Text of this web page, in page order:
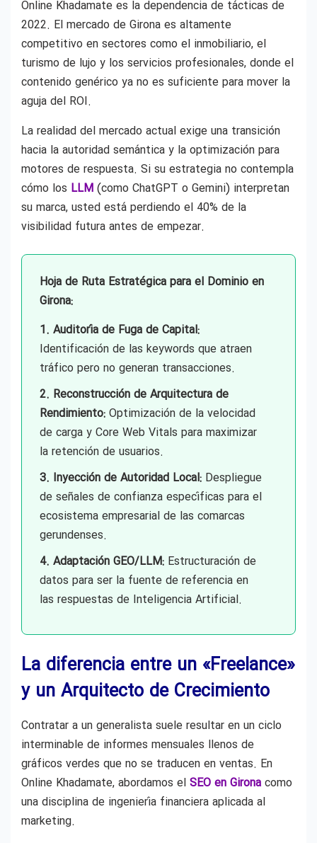
Online Khadamate es la dependencia de tácticas de
2022. El mercado de Girona es altamente
competitivo en sectores como el inmobiliario, el
turismo de lujo y los servicios profesionales, donde el
contenido genérico ya no es suficiente para mover la
aguja del ROI.
La realidad del mercado actual exige una transición
hacia la autoridad semántica y la optimización para
motores de respuesta. Si su estrategia no contempla
cómo los LLM (como ChatGPT o Gemini) interpretan
su marca, usted está perdiendo el 40% de la
visibilidad futura antes de empezar.
Hoja de Ruta Estratégica para el Dominio en
Girona:
1. Auditoría de Fuga de Capital:
Identificación de las keywords que atraen
tráfico pero no generan transacciones.
2. Reconstrucción de Arquitectura de
Rendimiento: Optimización de la velocidad
de carga y Core Web Vitals para maximizar
la retención de usuarios.
3. Inyección de Autoridad Local: Despliegue
de señales de confianza específicas para el
ecosistema empresarial de las comarcas
gerundenses.
4. Adaptación GEO/LLM: Estructuración de
datos para ser la fuente de referencia en
las respuestas de Inteligencia Artificial.
La diferencia entre un «Freelance»
y un Arquitecto de Crecimiento
Contratar a un generalista suele resultar en un ciclo
interminable de informes mensuales llenos de
gráficos verdes que no se traducen en ventas. En
Online Khadamate, abordamos el SEO en Girona como
una disciplina de ingeniería financiera aplicada al
marketing.